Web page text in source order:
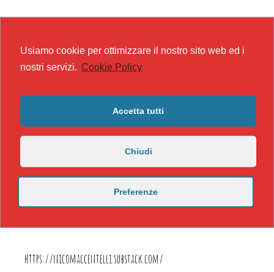
https://nicomaccentelli.substack.com/
Usiamo cookie per ottimizzare il nostro sito web ed i
nostri servizi. Cookie Policy
Accetta tutti
Chiudi
Preferenze